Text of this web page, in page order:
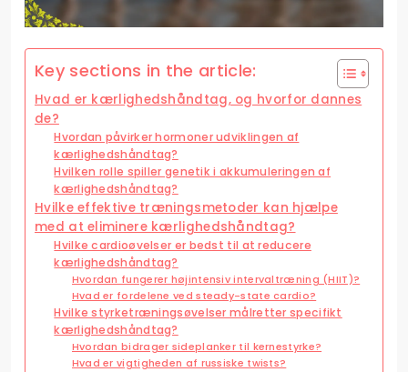
Key sections in the article:
Hvad er kærlighedshåndtag, og hvorfor dannes
de?
Hvordan påvirker hormoner udviklingen af
kærlighedshåndtag?
Hvilken rolle spiller genetik i akkumuleringen af
kærlighedshåndtag?
Hvilke effektive træningsmetoder kan hjælpe
med at eliminere kærlighedshåndtag?
Hvilke cardioøvelser er bedst til at reducere
kærlighedshåndtag?
Hvordan fungerer højintensiv intervaltræning (HIIT)?
Hvad er fordelene ved steady-state cardio?
Hvilke styrketræningsøvelser målretter specifikt
kærlighedshåndtag?
Hvordan bidrager sideplanker til kernestyrke?
Hvad er vigtigheden af russiske twists?